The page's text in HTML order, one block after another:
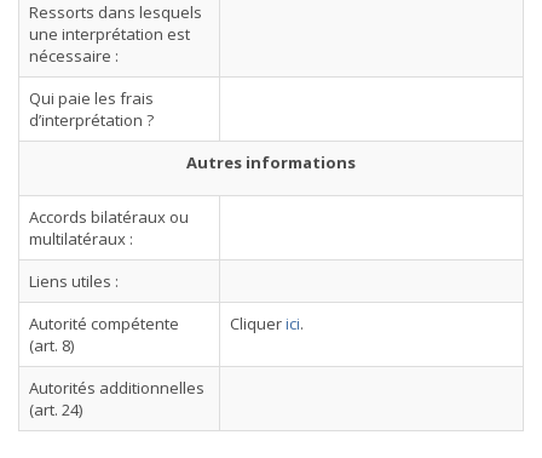
Ressorts dans lesquels
une interprétation est
nécessaire :
Qui paie les frais
d’interprétation ?
Autres informations
Accords bilatéraux ou
multilatéraux :
Liens utiles :
Autorité compétente
(art. 8)
Cliquerici.
Autorités additionnelles
(art. 24)